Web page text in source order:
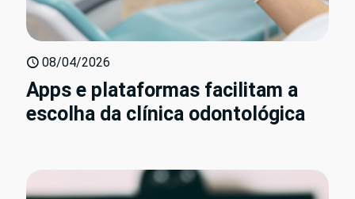
08/04/2026
Apps e plataformas facilitam a
escolha da clínica odontológica